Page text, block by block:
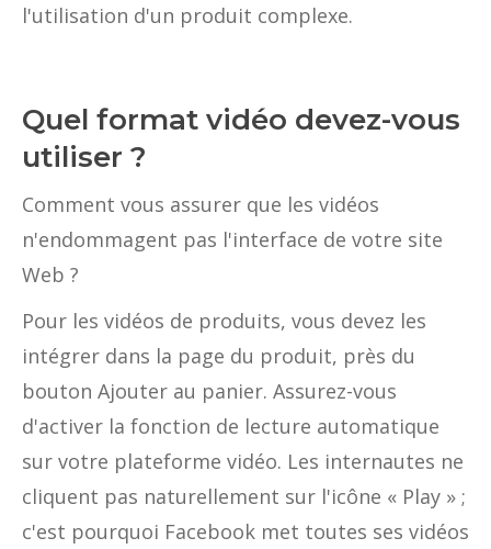
l'utilisation d'un produit complexe. ‍
Quel format vidéo devez-vous
utiliser ?
Comment vous assurer que les vidéos
n'endommagent pas l'interface de votre site
Web ?
Pour les vidéos de produits, vous devez les
intégrer dans la page du produit, près du
bouton Ajouter au panier. Assurez-vous
d'activer la fonction de lecture automatique
sur votre plateforme vidéo. Les internautes ne
cliquent pas naturellement sur l'icône « Play » ;
c'est pourquoi Facebook met toutes ses vidéos